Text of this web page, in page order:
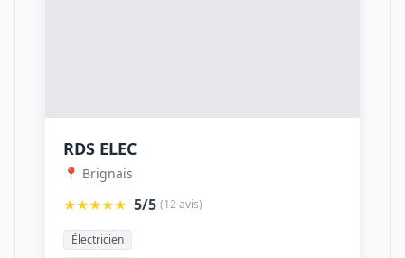
RDS ELEC
📍 Brignais
★★★★★ 5/5 (12 avis)
Électricien